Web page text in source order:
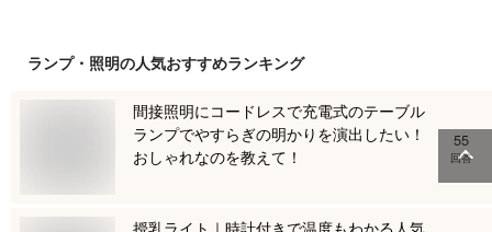
ランプ・照明の人気おすすめランキング
間接照明にコードレスで充電式のテーブル
ランプでやすらぎの明かりを演出したい！
おしゃれなのを教えて！
55
回答
授乳ライト｜時計付きで温度もわかる人気